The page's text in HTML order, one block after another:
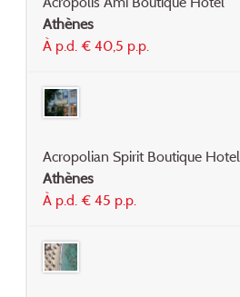
Athènes
À p.d. € 40,5 p.p.
Acropolian Spirit Boutique Hotel
Athènes
À p.d. € 45 p.p.